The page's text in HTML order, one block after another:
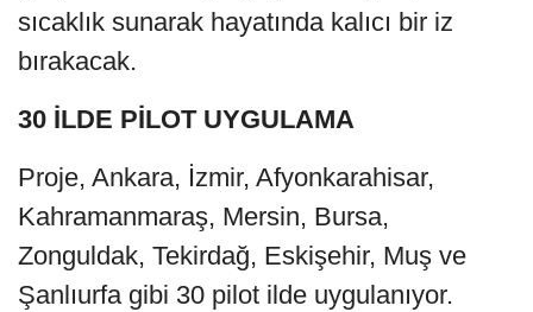
sıcaklık sunarak hayatında kalıcı bir iz
bırakacak.
30 İLDE PİLOT UYGULAMA
Proje, Ankara, İzmir, Afyonkarahisar,
Kahramanmaraş, Mersin, Bursa,
Zonguldak, Tekirdağ, Eskişehir, Muş ve
Şanlıurfa gibi 30 pilot ilde uygulanıyor.